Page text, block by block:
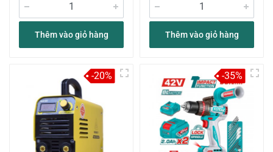
Thêm vào giỏ hàng Thêm vào giỏ hàng
-20% -35%